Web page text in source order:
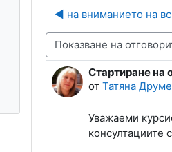
◀︎ на вниманието на
Начин на показване
Стартиране на
от Татяна
Number of
Уважаеми
консултациите